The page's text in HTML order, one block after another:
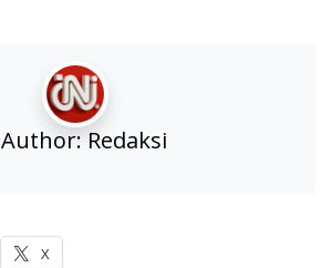
Author:Redaksi
X